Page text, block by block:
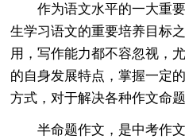
作为语文水平的一大重
生学习语文的重要培养目标
用，写作能力都不容忽视，
的自身发展特点，掌握一定
方式，对于解决各种作文命
半命题作文，是中考作